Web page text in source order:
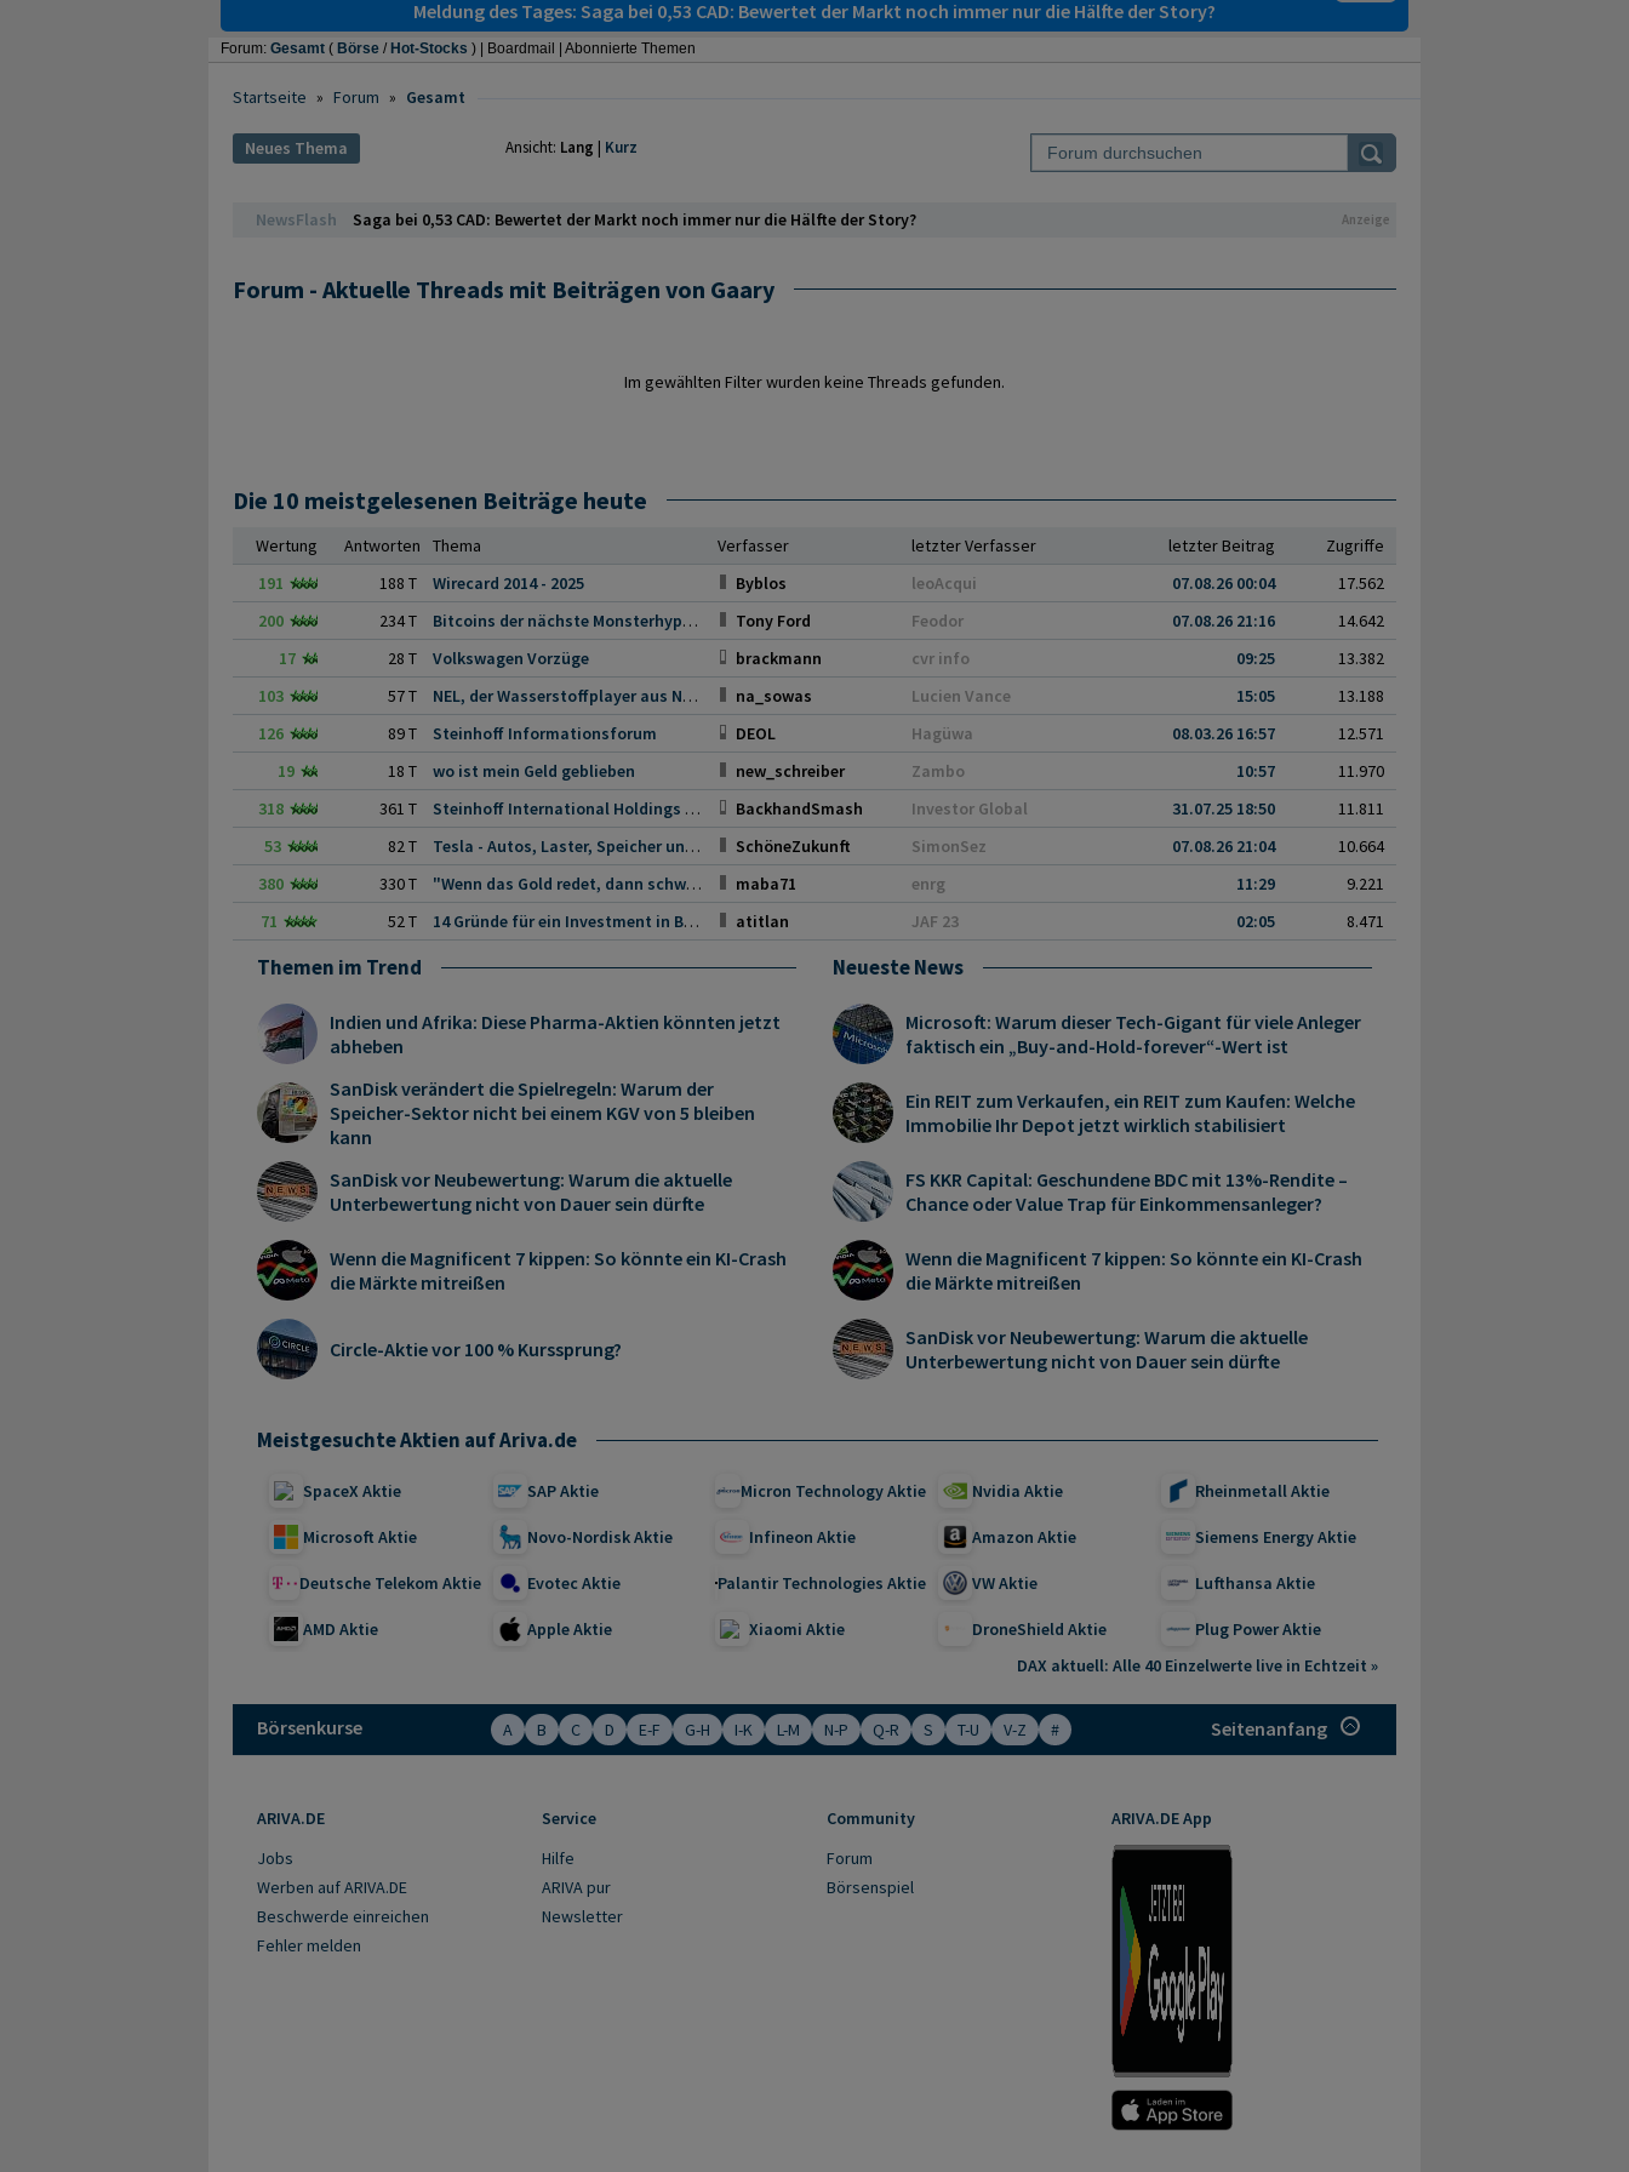
Meldung des Tages: Saga bei 0,53 CAD: Bewertet der Markt noch immer nur die Hälfte der Story?
Forum: Gesamt ( Börse /Hot-Stocks ) | Boardmail | Abonnierte Themen
Startseite » Forum » Gesamt
Neues Thema Ansicht: Lang | Kurz
NewsFlash Saga bei 0,53 CAD: Bewertet der Markt noch immer nur die Hälfte der Story? Anzeige
Forum - Aktuelle Threads mit Beiträgen von Gaary
Im gewählten Filter wurden keine Threads gefunden.
Die 10 meistgelesenen Beiträge heute
Wertung Antworten Thema Verfasser letzter Verfasser letzter Beitrag
Zugriffe
191
188 T Wirecard 2014 - 2025 Byblos leoAcqui 07.08.26 00:04
17.562
200
234 T Bitcoins der nächste Monsterhype steht bevor! Tony Ford Feodor 07.08.26 21:16
14.642
17
28 T Volkswagen Vorzüge brackmann cvr info 09:25
13.382
103
57 T NEL, der Wasserstoffplayer aus Norwegen na_sowas Lucien Vance 15:05
13.188
126
89 T Steinhoff Informationsforum DEOL Hagüwa 08.03.26 16:57
12.571
19
18 T wo ist mein Geld geblieben new_schreiber Zambo 10:57
11.970
318
361 T Steinhoff International Holdings N.V. BackhandSmash Investor Global 31.07.25 18:50
11.811
53
82 T Tesla - Autos, Laster, Speicher und Solardächer SchöneZukunft SimonSez 07.08.26 21:04
10.664
380
330 T "Wenn das Gold redet, dann schweigt die Welt!" maba71 enrg 11:29
9.221
71
52 T 14 Gründe für ein Investment in BVB. atitlan JAF 23 02:05 8.471
Themen im Trend
Indien und Afrika: Diese Pharma-Aktien könnten jetzt
abheben
SanDisk verändert die Spielregeln: Warum der
Speicher-Sektor nicht bei einem KGV von 5 bleiben
kann
SanDisk vor Neubewertung: Warum die aktuelle
Unterbewertung nicht von Dauer sein dürfte
Wenn die Magnificent 7 kippen: So könnte ein KI-Crash
die Märkte mitreißen
Circle-Aktie vor 100 % Kurssprung?
Neueste News
Microsoft: Warum dieser Tech-Gigant für viele Anleger
faktisch ein „Buy-and-Hold-forever“-Wert ist
Ein REIT zum Verkaufen, ein REIT zum Kaufen: Welche
Immobilie Ihr Depot jetzt wirklich stabilisiert
FS KKR Capital: Geschundene BDC mit 13%-Rendite –
Chance oder Value Trap für Einkommensanleger?
Wenn die Magnificent 7 kippen: So könnte ein KI-Crash
die Märkte mitreißen
SanDisk vor Neubewertung: Warum die aktuelle
Unterbewertung nicht von Dauer sein dürfte
Meistgesuchte Aktien auf Ariva.de
SpaceX Aktie SAP Aktie Micron Technology Aktie Nvidia Aktie Rheinmetall Aktie
Microsoft Aktie Novo-Nordisk Aktie Infineon Aktie Amazon Aktie Siemens Energy Aktie
Deutsche Telekom Aktie Evotec Aktie Palantir Technologies Aktie VW Aktie Lufthansa Aktie
AMD Aktie Apple Aktie Xiaomi Aktie DroneShield Aktie
Plug Power Aktie
DAX aktuell: Alle 40 Einzelwerte live in Echtzeit »
Börsenkurse A B C D E-F G-H I-K L-M N-P Q-R S T-U V-Z # Seitenanfang
ARIVA.DE
Jobs
Werben auf ARIVA.DE
Beschwerde einreichen
Fehler melden
Service
Hilfe
ARIVA pur
Newsletter
Community
Forum
Börsenspiel
ARIVA.DE App